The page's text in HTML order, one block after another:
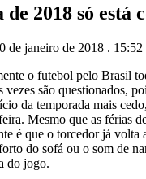
2018 só está
de janeiro de 2018 . 15:52
o futebol pelo Brasil
vezes são questionados,
da temporada mais
Mesmo que as férias
é que o torcedor já volta
do sofá ou o som de
do jogo.